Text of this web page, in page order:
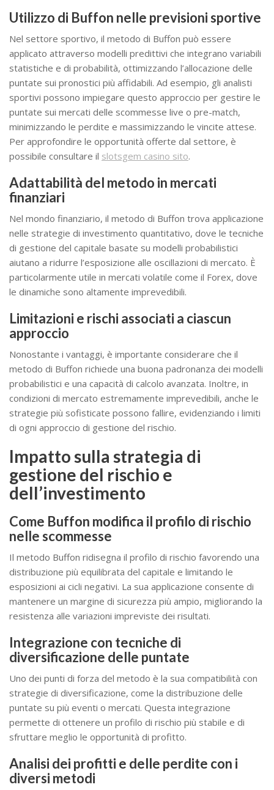
Utilizzo di Buffon nelle previsioni sportive
Nel settore sportivo, il metodo di Buffon può essere
applicato attraverso modelli predittivi che integrano variabili
statistiche e di probabilità, ottimizzando l’allocazione delle
puntate sui pronostici più affidabili. Ad esempio, gli analisti
sportivi possono impiegare questo approccio per gestire le
puntate sui mercati delle scommesse live o pre-match,
minimizzando le perdite e massimizzando le vincite attese.
Per approfondire le opportunità offerte dal settore, è
possibile consultare il slotsgem casino sito.
Adattabilità del metodo in mercati
finanziari
Nel mondo finanziario, il metodo di Buffon trova applicazione
nelle strategie di investimento quantitativo, dove le tecniche
di gestione del capitale basate su modelli probabilistici
aiutano a ridurre l’esposizione alle oscillazioni di mercato. È
particolarmente utile in mercati volatile come il Forex, dove
le dinamiche sono altamente imprevedibili.
Limitazioni e rischi associati a ciascun
approccio
Nonostante i vantaggi, è importante considerare che il
metodo di Buffon richiede una buona padronanza dei modelli
probabilistici e una capacità di calcolo avanzata. Inoltre, in
condizioni di mercato estremamente imprevedibili, anche le
strategie più sofisticate possono fallire, evidenziando i limiti
di ogni approccio di gestione del rischio.
Impatto sulla strategia di
gestione del rischio e
dell’investimento
Come Buffon modifica il profilo di rischio
nelle scommesse
Il metodo Buffon ridisegna il profilo di rischio favorendo una
distribuzione più equilibrata del capitale e limitando le
esposizioni ai cicli negativi. La sua applicazione consente di
mantenere un margine di sicurezza più ampio, migliorando la
resistenza alle variazioni impreviste dei risultati.
Integrazione con tecniche di
diversificazione delle puntate
Uno dei punti di forza del metodo è la sua compatibilità con
strategie di diversificazione, come la distribuzione delle
puntate su più eventi o mercati. Questa integrazione
permette di ottenere un profilo di rischio più stabile e di
sfruttare meglio le opportunità di profitto.
Analisi dei profitti e delle perdite con i
diversi metodi